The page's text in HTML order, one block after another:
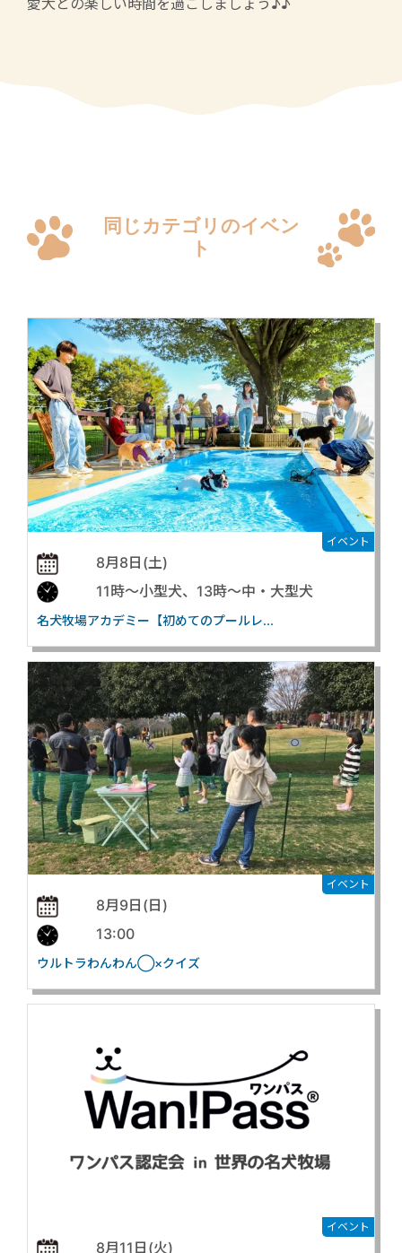
愛犬との楽しい時間を過ごしましょう♪♪
同じカテゴリのイベン
ト
イベント
8月8日(土)
11時〜小型犬、13時〜中・大型犬
名犬牧場アカデミー【初めてのプールレ...
イベント
8月9日(日)
13:00
ウルトラわんわん◯×クイズ
イベント
8月11日(火)